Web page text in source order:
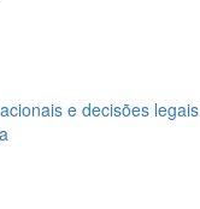
e decisões legais